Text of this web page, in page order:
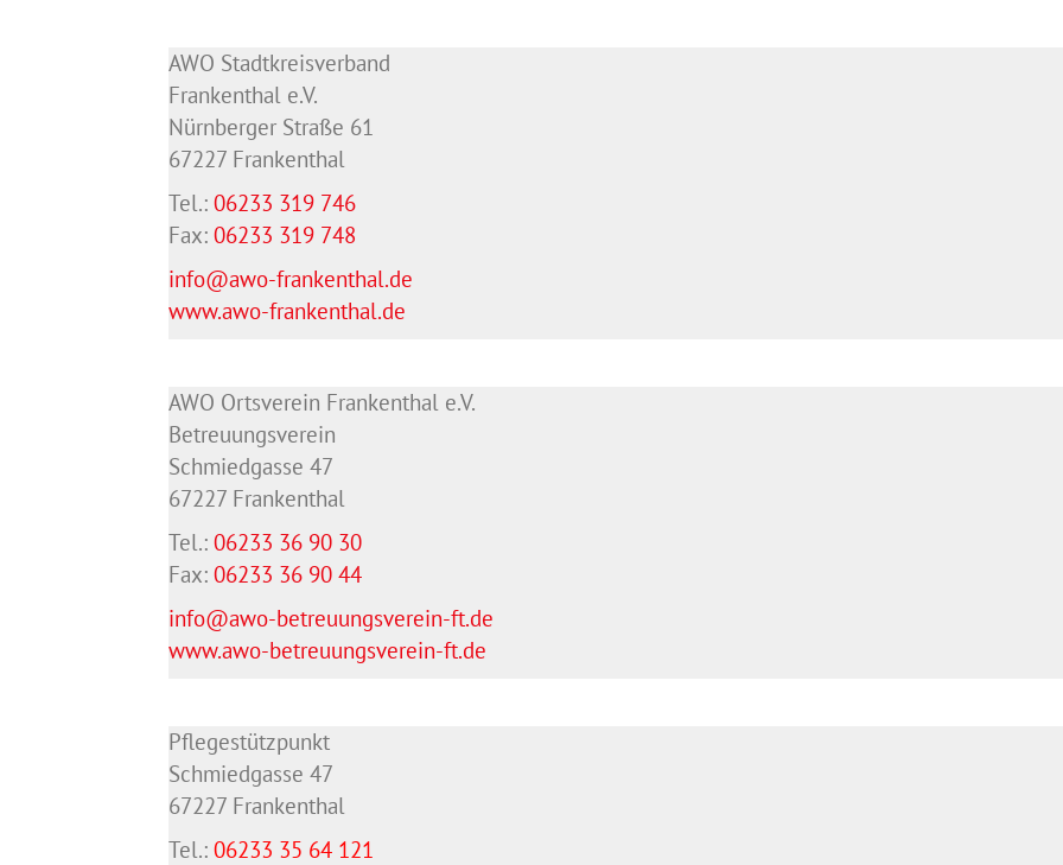
AWO Stadtkreisverband
Frankenthal e.V.
Nürnberger Straße 61
67227 Frankenthal
Tel.: 06233 319 746
Fax: 06233 319 748
info@awo-frankenthal.de
www.awo-frankenthal.de
AWO Ortsverein Frankenthal e.V.
Betreuungsverein
Schmiedgasse 47
67227 Frankenthal
Tel.: 06233 36 90 30
Fax: 06233 36 90 44
info@awo-betreuungsverein-ft.de
www.awo-betreuungsverein-ft.de
Pflegestützpunkt
Schmiedgasse 47
67227 Frankenthal
Tel.: 06233 35 64 121